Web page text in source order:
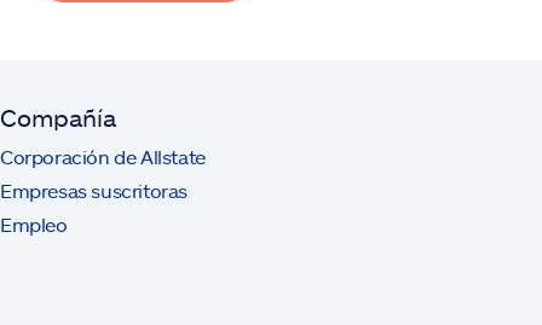
Compañía
Corporación de Allstate
Empresas suscritoras
Empleo